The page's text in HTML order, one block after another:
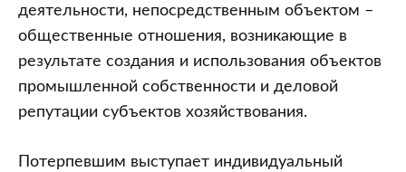
деятельности, непосредственным объектом –
общественные отношения, возникающие в
результате создания и использования объектов
промышленной собственности и деловой
репутации субъектов хозяйствования.
Потерпевшим выступает индивидуальный